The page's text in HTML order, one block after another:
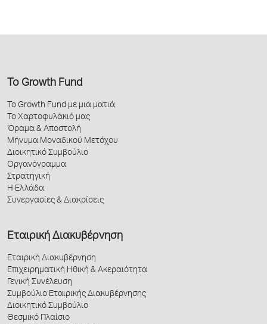
Το Growth Fund
Το Growth Fund με μια ματιά
Το Χαρτοφυλάκιό μας
Όραμα & Αποστολή
Μήνυμα Μοναδικού Μετόχου
Διοικητικό Συμβούλιο
Οργανόγραμμα
Στρατηγική
Η Ελλάδα
Συνεργασίες & Διακρίσεις
Εταιρική Διακυβέρνηση
Εταιρική Διακυβέρνηση
Επιχειρηματική Ηθική & Ακεραιότητα
Γενική Συνέλευση
Συμβούλιο Εταιρικής Διακυβέρνησης
Διοικητικό Συμβούλιο
Θεσμικό Πλαίσιο